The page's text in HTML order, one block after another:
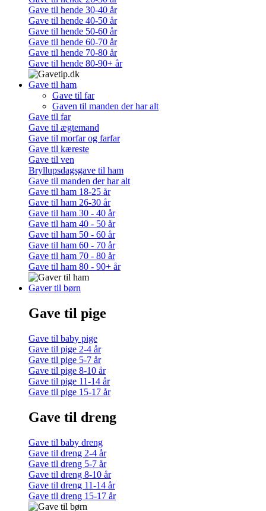
Gave til hende 30-40 år
Gave til hende 40-50 år
Gave til hende 50-60 år
Gave til hende 60-70 år
Gave til hende 70-80 år
Gave til hende 80-90+ år
Gave til ham
Gave til far
Gaven til manden der har alt
Gave til far
Gave til ægtemand
Gave til morfar og farfar
Gave til kæreste
Gave til ven
Bryllupsdagsgave til ham
Gave til manden der har alt
Gave til ham 18-25 år
Gave til ham 26-30 år
Gave til ham 30 - 40 år
Gave til ham 40 - 50 år
Gave til ham 50 - 60 år
Gave til ham 60 - 70 år
Gave til ham 70 - 80 år
Gave til ham 80 - 90+ år
Gaver til børn
Gave til pige
Gave til baby pige
Gave til pige 2-4 år
Gave til pige 5-7 år
Gave til pige 8-10 år
Gave til pige 11-14 år
Gave til pige 15-17 år
Gave til dreng
Gave til baby dreng
Gave til dreng 2-4 år
Gave til dreng 5-7 år
Gave til dreng 8-10 år
Gave til dreng 11-14 år
Gave til dreng 15-17 år